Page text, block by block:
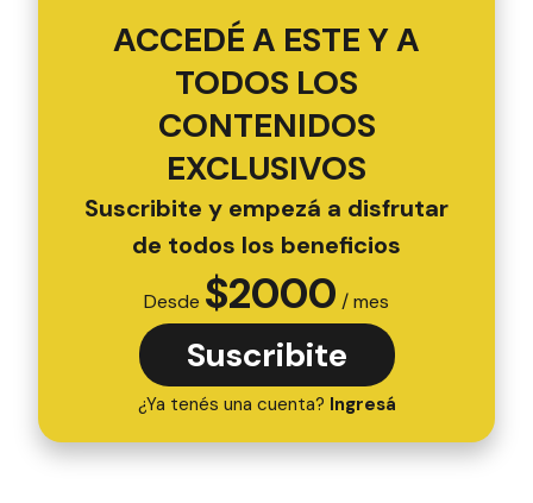
ACCEDÉ A ESTE Y A
TODOS LOS
CONTENIDOS
EXCLUSIVOS
Suscribite y empezá a disfrutar
de todos los beneficios
Desde $2000 / mes
Suscribite
¿Ya tenés una cuenta? Ingresá